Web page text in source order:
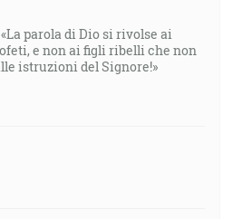
som nazval priateľmi, lebo
od svojho Otca, oznámil som
tvojho slova. A anjel odišiel od
parola di Dio si rivolse ai
e non ai figli ribelli che non
istruzioni del Signore!»